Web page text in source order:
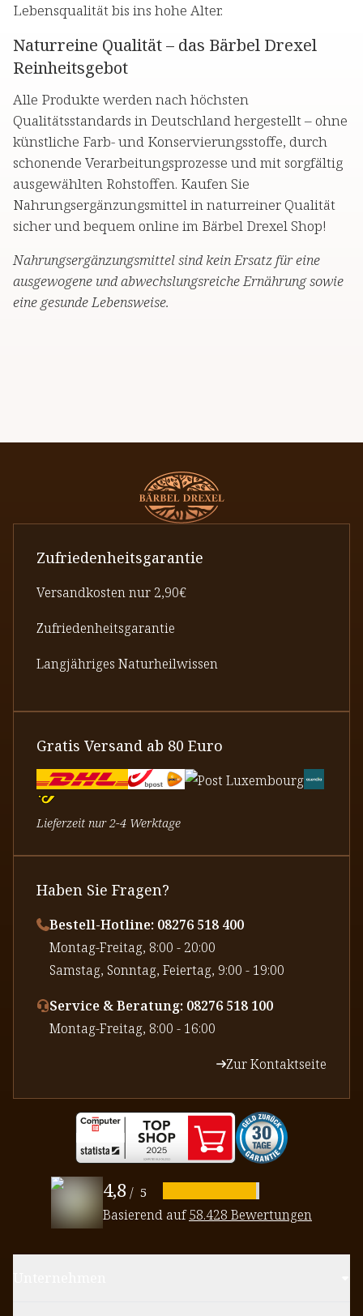
Lebensqualität bis ins hohe Alter.
Naturreine Qualität – das Bärbel Drexel
Reinheitsgebot
Alle Produkte werden nach höchsten
Qualitätsstandards in Deutschland hergestellt – ohne
künstliche Farb- und Konservierungsstoffe, durch
schonende Verarbeitungsprozesse und mit sorgfältig
ausgewählten Rohstoffen. Kaufen Sie
Nahrungsergänzungsmittel in naturreiner Qualität
sicher und bequem online im Bärbel Drexel Shop!
Nahrungsergänzungsmittel sind kein Ersatz für eine
ausgewogene und abwechslungsreiche Ernährung sowie
eine gesunde Lebensweise.
Zufriedenheitsgarantie
Versandkosten nur 2,90€
Zufriedenheitsgarantie
Langjähriges Naturheilwissen
Gratis Versand ab 80 Euro
Lieferzeit nur 2-4 Werktage
Haben Sie Fragen?
Bestell-Hotline: 08276 518 400
⁠Montag-Freitag, 8:00 - 20:00
⁠Samstag, Sonntag, Feiertag, 9:00 - 19:00
Service & Beratung: 08276 518 100
⁠Montag-Freitag, 8:00 - 16:00
Zur Kontaktseite
4,8/ 5
Basierend auf58.428 Bewertungen